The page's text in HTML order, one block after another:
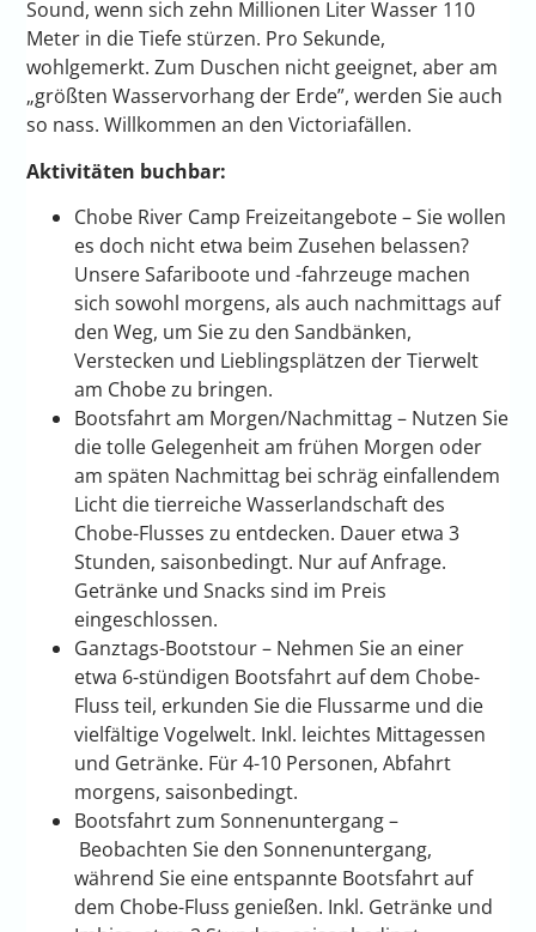
Sound, wenn sich zehn Millionen Liter Wasser 110
Meter in die Tiefe stürzen. Pro Sekunde,
wohlgemerkt. Zum Duschen nicht geeignet, aber am
„größten Wasservorhang der Erde”, werden Sie auch
so nass. Willkommen an den Victoriafällen.
Aktivitäten buchbar:
Chobe River Camp Freizeitangebote – Sie wollen
es doch nicht etwa beim Zusehen belassen?
Unsere Safariboote und -fahrzeuge machen
sich sowohl morgens, als auch nachmittags auf
den Weg, um Sie zu den Sandbänken,
Verstecken und Lieblingsplätzen der Tierwelt
am Chobe zu bringen.
Bootsfahrt am Morgen/Nachmittag – Nutzen Sie
die tolle Gelegenheit am frühen Morgen oder
am späten Nachmittag bei schräg einfallendem
Licht die tierreiche Wasserlandschaft des
Chobe-Flusses zu entdecken. Dauer etwa 3
Stunden, saisonbedingt. Nur auf Anfrage.
Getränke und Snacks sind im Preis
eingeschlossen.
Ganztags-Bootstour – Nehmen Sie an einer
etwa 6-stündigen Bootsfahrt auf dem Chobe-
Fluss teil, erkunden Sie die Flussarme und die
vielfältige Vogelwelt. Inkl. leichtes Mittagessen
und Getränke. Für 4-10 Personen, Abfahrt
morgens, saisonbedingt.
Bootsfahrt zum Sonnenuntergang –
Beobachten Sie den Sonnenuntergang,
während Sie eine entspannte Bootsfahrt auf
dem Chobe-Fluss genießen. Inkl. Getränke und